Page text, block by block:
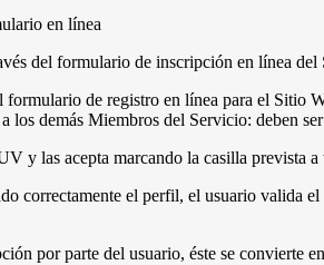
en línea
del formulario de inscripción en línea
formulario de registro en línea para el Sitio
los demás Miembros del Servicio: deben
y las acepta marcando la casilla prevista
correctamente el perfil, el usuario valida
por parte del usuario, éste se convierte